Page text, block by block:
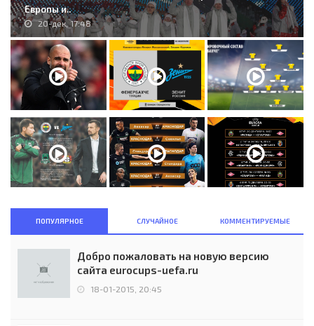
Европы и..
20-дек, 17:48
ПОПУЛЯРНОЕ СЛУЧАЙНОЕ КОММЕНТИРУЕМЫЕ
Добро пожаловать на новую версию
сайта eurocups-uefa.ru
18-01-2015, 20:45